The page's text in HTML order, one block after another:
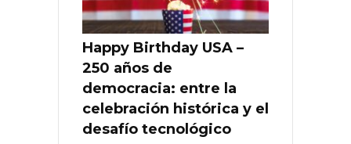
Happy Birthday USA –
250 años de
democracia: entre la
celebración histórica y el
desafío tecnológico